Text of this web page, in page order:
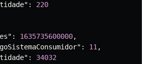
:
220
: 1635735600000,
: 11 ,
:
34032